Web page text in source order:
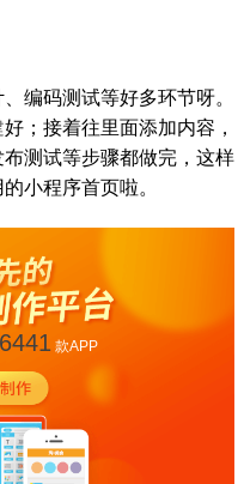
编码测试等好多环节呀。
好；接着往里面添加内容，
测试等步骤都做完，这样
小程序首页啦。
款APP